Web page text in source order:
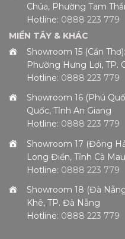
Chúa, Phường Tam
Hotline: 0888 223 779
MIỀN TÂY & KHÁC
Showroom 15 (Cần
Phường Hưng Lợi, TP.
Hotline: 0888 223 779
Showroom 16 (Phú
Quốc, Tỉnh An Giang
Hotline: 0888 223 779
Showroom 17 (Đông
Long Điền, Tỉnh Cà Mau
Hotline: 0888 223 779
Showroom 18 (Đà
Khê, TP. Đà Nẵng
Hotline: 0888 223 779